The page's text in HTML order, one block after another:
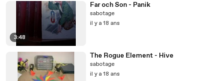
3:48
Far och Son - Panik
sabotage
il y a 18 ans
The Rogue Element - Hive
sabotage
il y a 18 ans